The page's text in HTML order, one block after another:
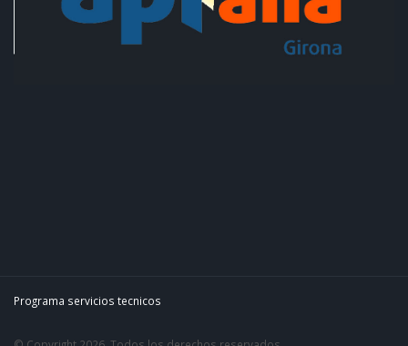
Programa servicios tecnicos